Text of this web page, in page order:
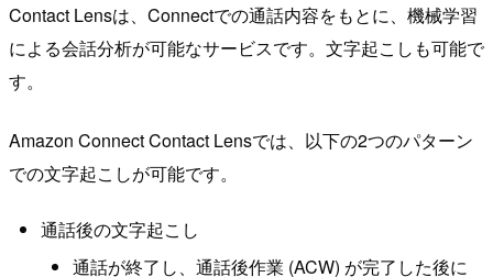
Contact Lensは、Connectでの通話内容をもとに、機械学習
による会話分析が可能なサービスです。文字起こしも可能で
す。
Amazon Connect Contact Lensでは、以下の2つのパターン
での文字起こしが可能です。
通話後の文字起こし
通話が終了し、通話後作業 (ACW) が完了した後に